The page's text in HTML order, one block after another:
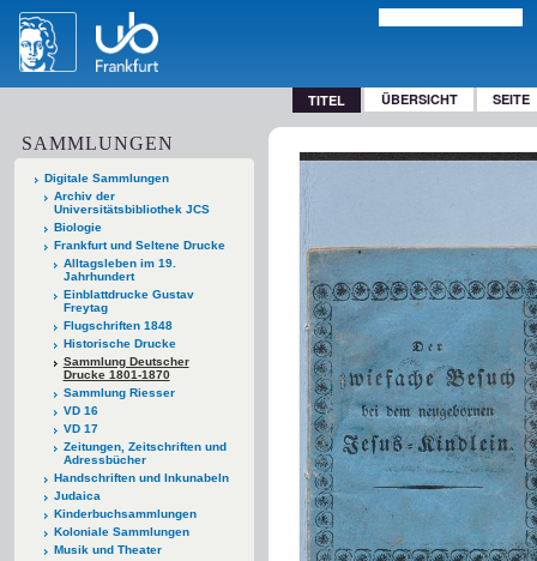
TITEL ÜBERSICHT SEITE
SAMMLUNGEN
Digitale Sammlungen
Archiv der
Universitätsbibliothek JCS
Biologie
Frankfurt und Seltene Drucke
Alltagsleben im 19.
Jahrhundert
Einblattdrucke Gustav
Freytag
Flugschriften 1848
Historische Drucke
Sammlung Deutscher
Drucke 1801-1870
Sammlung Riesser
VD 16
VD 17
Zeitungen, Zeitschriften und
Adressbücher
Handschriften und Inkunabeln
Judaica
Kinderbuchsammlungen
Koloniale Sammlungen
Musik und Theater